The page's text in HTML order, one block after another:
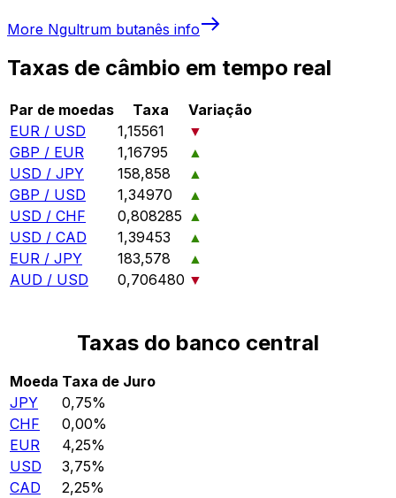
More Ngultrum butanês info
Taxas de câmbio em tempo real
Par de moedas Taxa
Variação
EUR / USD
1,15561
▼
GBP / EUR
1,16795
▲
USD / JPY
158,858
▲
GBP / USD
1,34970
▲
USD / CHF
0,808285 ▲
USD / CAD
1,39453
▲
EUR / JPY
183,578
▲
AUD / USD
0,706480 ▼
Taxas do banco central
Moeda Taxa de Juro
JPY
0,75%
CHF
0,00%
EUR
4,25%
USD
3,75%
CAD
2,25%